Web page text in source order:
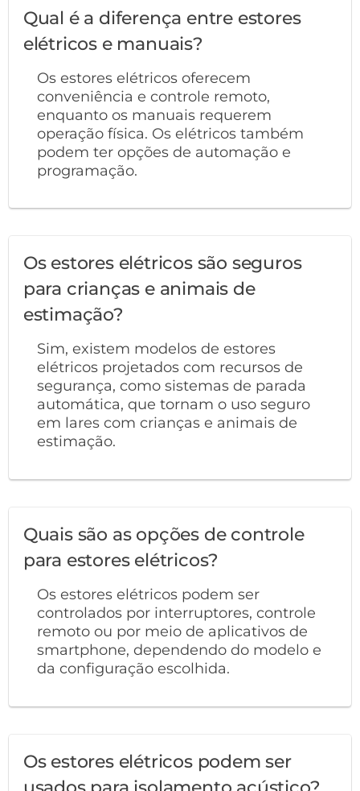
Qual é a diferença entre estores
elétricos e manuais?
Os estores elétricos oferecem
conveniência e controle remoto,
enquanto os manuais requerem
operação física. Os elétricos também
podem ter opções de automação e
programação.
Os estores elétricos são seguros
para crianças e animais de
estimação?
Sim, existem modelos de estores
elétricos projetados com recursos de
segurança, como sistemas de parada
automática, que tornam o uso seguro
em lares com crianças e animais de
estimação.
Quais são as opções de controle
para estores elétricos?
Os estores elétricos podem ser
controlados por interruptores, controle
remoto ou por meio de aplicativos de
smartphone, dependendo do modelo e
da configuração escolhida.
Os estores elétricos podem ser